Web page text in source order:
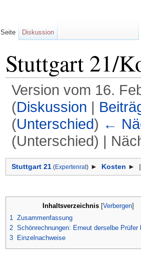
Stuttgart 21/
Version vom 16.
(Diskussion |
(Unterschied) ←
(Unterschied) |
Stuttgart 21 (Expertenrat) ► Kosten ►
Inhaltsverzeichnis [Verbergen]
1
Zusammenfassung
2 Schönrechnungen: Erneut derselbe Prüfer
3
Einzelnachweise
Seite Diskussion